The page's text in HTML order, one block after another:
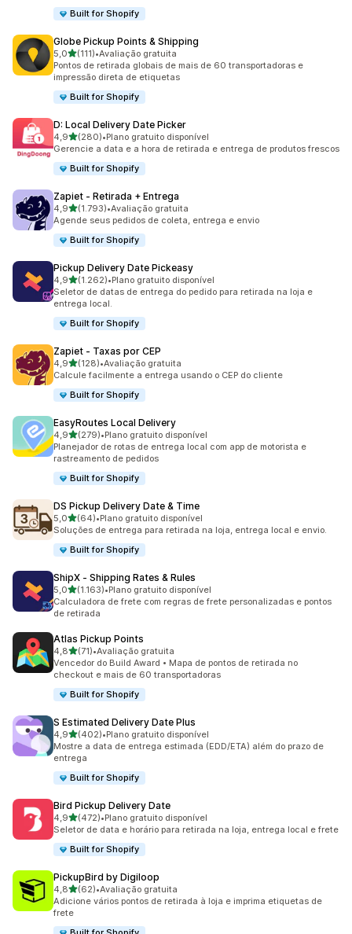
Built for Shopify
Globe Pickup Points & Shipping
5,0de 5 estrelas
(111)
111 avaliações ao todo
•Avaliação gratuita
Pontos de retirada globais de mais de 60 transportadoras e
impressão direta de etiquetas
Built for Shopify
D: Local Delivery Date Picker
4,9de 5 estrelas
(280)
280 avaliações ao todo
•Plano gratuito disponível
Gerencie a data e a hora de retirada e entrega de produtos frescos
Built for Shopify
Zapiet ‑ Retirada + Entrega
4,9de 5 estrelas
(1.793)
1793 avaliações ao todo
•Avaliação gratuita
Agende seus pedidos de coleta, entrega e envio
Built for Shopify
Pickup Delivery Date Pickeasy
4,9de 5 estrelas
(1.262)
1262 avaliações ao todo
•Plano gratuito disponível
Seletor de datas de entrega do pedido para retirada na loja e
entrega local.
Built for Shopify
Zapiet ‑ Taxas por CEP
4,9de 5 estrelas
(128)
128 avaliações ao todo
•Avaliação gratuita
Calcule facilmente a entrega usando o CEP do cliente
Built for Shopify
EasyRoutes Local Delivery
4,9de 5 estrelas
(279)
279 avaliações ao todo
•Plano gratuito disponível
Planejador de rotas de entrega local com app de motorista e
rastreamento de pedidos
Built for Shopify
DS Pickup Delivery Date & Time
5,0de 5 estrelas
(64)
64 avaliações ao todo
•Plano gratuito disponível
Soluções de entrega para retirada na loja, entrega local e envio.
Built for Shopify
ShipX ‑ Shipping Rates & Rules
5,0de 5 estrelas
(1.163)
1163 avaliações ao todo
•Plano gratuito disponível
Calculadora de frete com regras de frete personalizadas e pontos
de retirada
Atlas Pickup Points
4,8de 5 estrelas
(71)
71 avaliações ao todo
•Avaliação gratuita
Vencedor do Build Award • Mapa de pontos de retirada no
checkout e mais de 60 transportadoras
Built for Shopify
S Estimated Delivery Date Plus
4,9de 5 estrelas
(402)
402 avaliações ao todo
•Plano gratuito disponível
Mostre a data de entrega estimada (EDD/ETA) além do prazo de
entrega
Built for Shopify
Bird Pickup Delivery Date
4,9de 5 estrelas
(472)
472 avaliações ao todo
•Plano gratuito disponível
Seletor de data e horário para retirada na loja, entrega local e frete
Built for Shopify
PickupBird by Digiloop
4,8de 5 estrelas
(62)
62 avaliações ao todo
•Avaliação gratuita
Adicione vários pontos de retirada à loja e imprima etiquetas de
frete